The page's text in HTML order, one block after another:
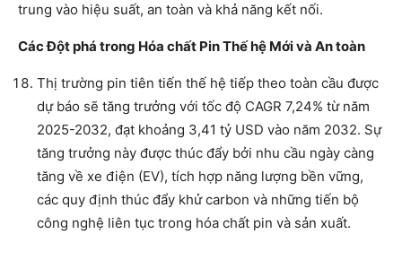
trung vào hiệu suất, an toàn và khả năng kết nối.
Các Đột phá trong Hóa chất Pin Thế hệ Mới và An toàn
Thị trường pin tiên tiến thế hệ tiếp theo toàn cầu được
dự báo sẽ tăng trưởng với tốc độ CAGR 7,24% từ năm
2025-2032, đạt khoảng 3,41 tỷ USD vào năm 2032. Sự
tăng trưởng này được thúc đẩy bởi nhu cầu ngày càng
tăng về xe điện (EV), tích hợp năng lượng bền vững,
các quy định thúc đẩy khử carbon và những tiến bộ
công nghệ liên tục trong hóa chất pin và sản xuất.